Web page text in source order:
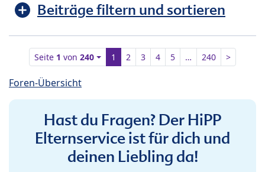
Beiträge filtern und sortieren
Seite 1 von240 1 2 3 4 5 … 240 >
Foren-Übersicht
Hast du Fragen? Der HiPP
Elternservice ist für dich und
deinen Liebling da!